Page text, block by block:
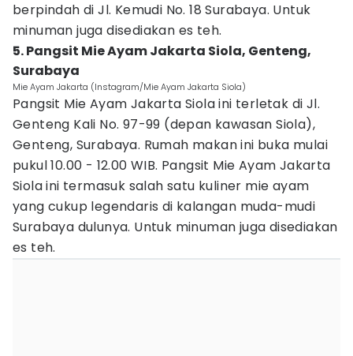
berpindah di Jl. Kemudi No. 18 Surabaya. Untuk
minuman juga disediakan es teh.
5. Pangsit Mie Ayam Jakarta Siola, Genteng,
Surabaya
Mie Ayam Jakarta (Instagram/Mie Ayam Jakarta Siola)
Pangsit Mie Ayam Jakarta Siola ini terletak di Jl.
Genteng Kali No. 97-99 (depan kawasan Siola),
Genteng, Surabaya. Rumah makan ini buka mulai
pukul 10.00 - 12.00 WIB. Pangsit Mie Ayam Jakarta
Siola ini termasuk salah satu kuliner mie ayam
yang cukup legendaris di kalangan muda-mudi
Surabaya dulunya. Untuk minuman juga disediakan
es teh.